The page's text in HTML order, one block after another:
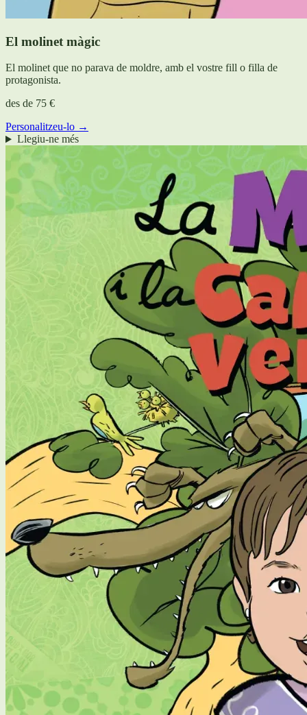
El molinet màgic
El molinet que no parava de moldre, amb el vostre fill o filla de
protagonista.
des de 75 €
Personalitzeu-lo →
Llegiu-ne més